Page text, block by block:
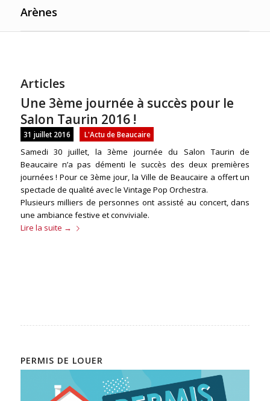
Arènes
Articles
Une 3ème journée à succès pour le
Salon Taurin 2016 !
31 juillet 2016 L'Actu de Beaucaire
Samedi 30 juillet, la 3ème journée du Salon Taurin de
Beaucaire n’a pas démenti le succès des deux premières
journées !Pour ce 3ème jour, la Ville de Beaucaire a offert un
spectacle de qualité avec le Vintage Pop Orchestra.
Plusieurs milliers de personnes ont assisté au concert, dans
une ambiance festive et conviviale.
Lire la suite →
PERMIS DE LOUER